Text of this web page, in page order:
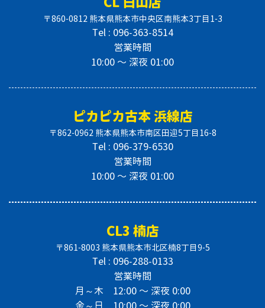
〒860-0812 熊本県熊本市中央区南熊本3丁目1-3
Tel : 096-363-8514
営業時間
10:00 〜 深夜 01:00
ピカピカ古本 浜線店
〒862-0962 熊本県熊本市南区田迎5丁目16-8
Tel : 096-379-6530
営業時間
10:00 〜 深夜 01:00
CL3 楠店
〒861-8003 熊本県熊本市北区楠8丁目9-5
Tel : 096-288-0133
営業時間
月～木 12:00 〜 深夜 0:00